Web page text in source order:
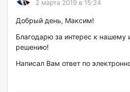
2 марта 2019 в 15:24
Добрый день, Максим!
Благодарю за интерес к нашему
решению!
Написал Вам ответ по